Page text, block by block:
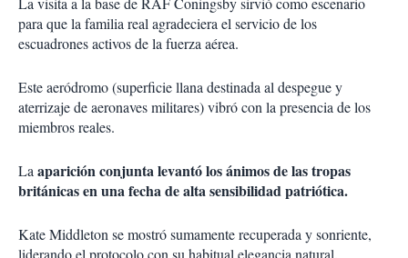
para que la familia real agradeciera el servicio de los
escuadrones activos de la fuerza aérea.
Este aeródromo (superficie llana destinada al despegue y
aterrizaje de aeronaves militares) vibró con la presencia de los
miembros reales.
Laaparición conjunta levantó los ánimos de las tropas
británicas en una fecha de alta sensibilidad patriótica.
Kate Middleton se mostró sumamente recuperada y sonriente,
liderando el protocolo con su habitual elegancia natural.